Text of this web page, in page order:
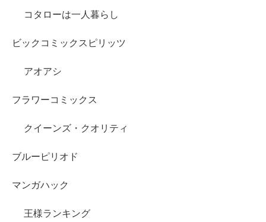
コタローは一人暮らし
ビックコミックスピリッツ
アオアシ
フラワーコミックス
クイーンズ・クオリティ
ブルーピリオド
マンガハック
王様ランキング